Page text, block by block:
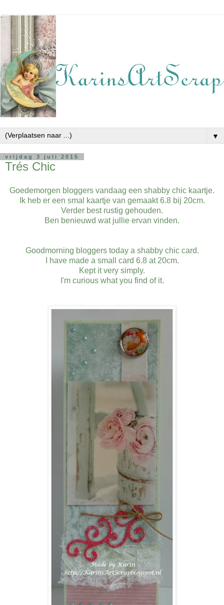
▼
vrijdag 3 juli 2015
Trés Chic
Goedemorgen bloggers vandaag een shabby chic kaartje.
Ik heb er een smal kaartje van gemaakt 6.8 bij 20cm.
Verder best rustig gehouden.
Ben benieuwd wat jullie ervan vinden.
Goodmorning bloggers today a shabby chic card.
I have made a small card 6.8 at 20cm.
Kept it very simply.
I'm curious what you find of it.